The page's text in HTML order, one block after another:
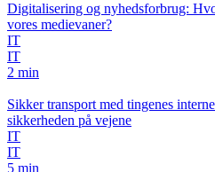
Digitalisering og nyhedsforbrug:
vores medievaner?
IT
IT
2 min
Sikker transport med tingenes
sikkerheden på vejene
IT
IT
5 min